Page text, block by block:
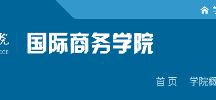
首 页 学院